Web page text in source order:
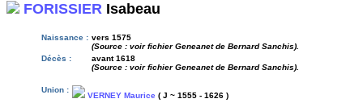
FORISSIER Isabeau
Naissance : vers 1575
(Source : voir fichier Geneanet de Bernard Sanchis).
Décès :
avant 1618
(Source : voir fichier Geneanet de Bernard Sanchis).
Union :
VERNEY Maurice ( J ~ 1555 - 1626 )